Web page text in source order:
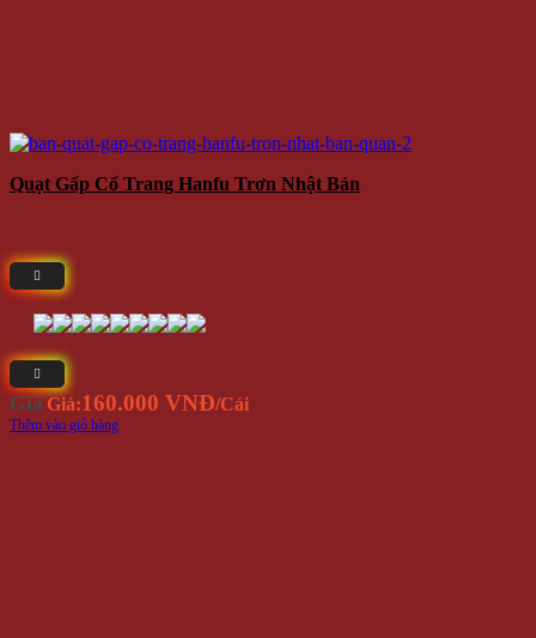
Quạt Gấp Cổ Trang Hanfu Trơn Nhật Bản
Giá Giá:160.000 VNĐ/Cái
Thêm vào giỏ hàng